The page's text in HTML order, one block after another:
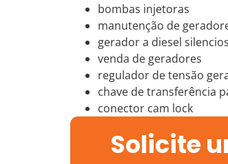
bombas injetoras
manutenção de
gerador a diesel
venda de geradores
regulador de tensão
chave de transferência
conector cam lock
Solicite